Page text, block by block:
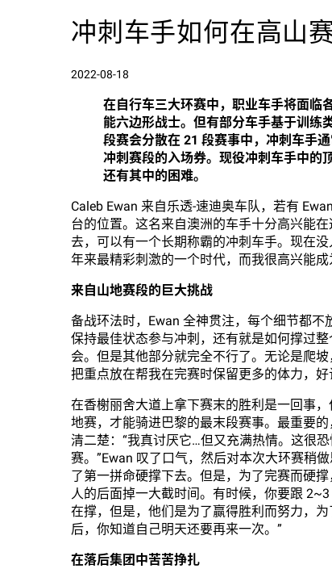
冲刺车手如何在高山
2022-08-18
在自行车三大环赛中，职业车手将面临
能六边形战士。但有部分车手基于训练
段赛会分散在 21 段赛事中，冲刺车手
冲刺赛段的入场券。现役冲刺车手中的
还有其中的困难。
Caleb Ewan 来自乐透-速迪奥车队，若有
台的位置。这名来自澳洲的车手十分高兴能
去，可以有一个长期称霸的冲刺车手。现在
年来最精彩刺激的一个时代，而我很高兴能成
来自山地赛段的巨大挑战
备战环法时，Ewan 全神贯注，每个细节都
保持最佳状态参与冲刺，还有就是如何撑过
会。但是其他部分就完全不行了。无论是爬
把重点放在帮我在完赛时保留更多的体力，
在香榭丽舍大道上拿下赛末的胜利是一回事
地赛，才能骑进巴黎的最末段赛事。最重要
清二楚：“我真讨厌它…但又充满热情。这很
赛。”Ewan 叹了口气，然后对本次大环赛稍
了第一拼命硬撑下去。但是，为了完赛而硬
人的后面掉一大截时间。有时候，你要跟
在撑，但是，他们是为了赢得胜利而努力，
后，你知道自己明天还要再来一次。”
在落后集团中苦苦挣扎